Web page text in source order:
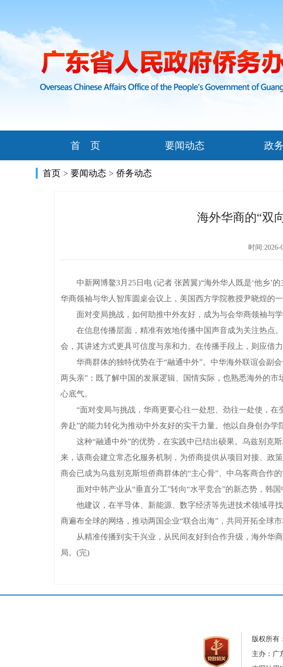
首 页 要闻动态 政
首页 > 要闻动态 > 侨务动态
海外华商的“双
时间:2026-
中新网博鳌3月25日电 (记者 张茜翼)“海外华人既是‘他乡’的
华商领袖与华人智库圆桌会议上，美国西方学院教授尹晓煌的
面对变局挑战，如何助推中外友好，成为与会华商领袖与学
在信息传播层面，精准有效地传播中国声音成为关注热点。
会，其讲述方式更具可信度与亲和力。在传播手段上，则应借
华商群体的独特优势在于“融通中外”。中华海外联谊会副会
两头亲”：既了解中国的发展逻辑、国情实际，也熟悉海外的
心底气。
“面对变局与挑战，华商更要心往一处想、劲往一处使，在
奔赴”的能力转化为推动中外友好的实干力量。他以自身创办
这种“融通中外”的优势，在实践中已结出硕果。乌兹别克斯
来，该商会建立常态化服务机制，为侨商提供从项目对接、政
商会已成为乌兹别克斯坦侨商群体的“主心骨”、中乌客商合作的
面对中韩产业从“垂直分工”转向“水平竞合”的新态势，韩国
他建议，在半导体、新能源、数字经济等先进技术领域寻找
商遍布全球的网络，推动两国企业“联合出海”，共同开拓全球
从精准传播到实干兴业，从民间友好到合作升级，海外华商
局。(完)
版权所
主办：广